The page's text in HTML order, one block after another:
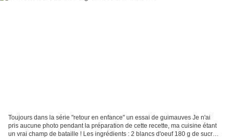
Toujours dans la série "retour en enfance" un essai de guimauves Je n'ai
pris aucune photo pendant la préparation de cette recette, ma cuisine étant
un vrai champ de bataille ! Les ingrédients : 2 blancs d'oeuf 180 g de sucre